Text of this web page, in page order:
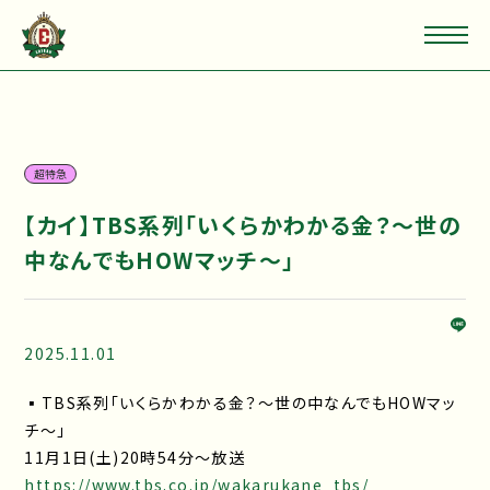
超特急
【カイ】TBS系列「いくらかわかる金？〜世の
中なんでもHOWマッチ〜」
2025.11.01
▪TBS系列「いくらかわかる金？〜世の中なんでもHOWマッ
チ〜」
11月1日(土)20時54分〜放送
https://www.tbs.co.jp/wakarukane_tbs/